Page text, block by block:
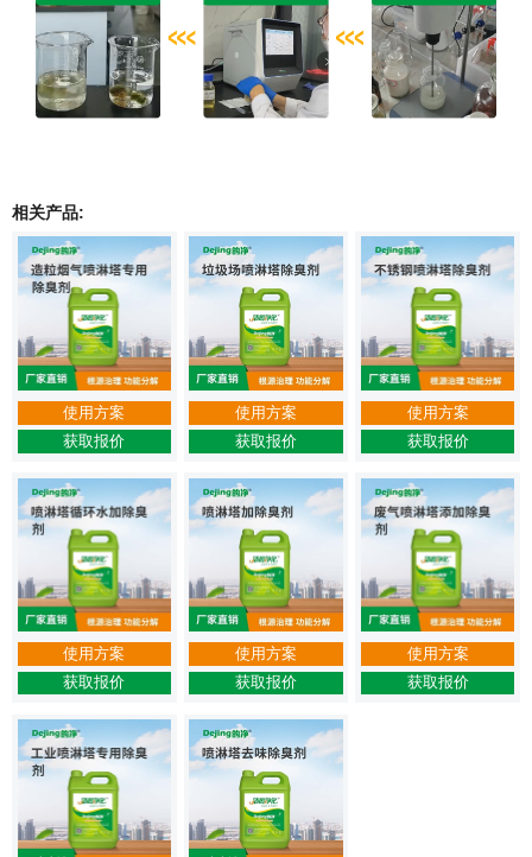
相关产品:
使用方案
获取报价
使用方案
获取报价
使用方案
获取报价
使用方案
获取报价
使用方案
获取报价
使用方案
获取报价